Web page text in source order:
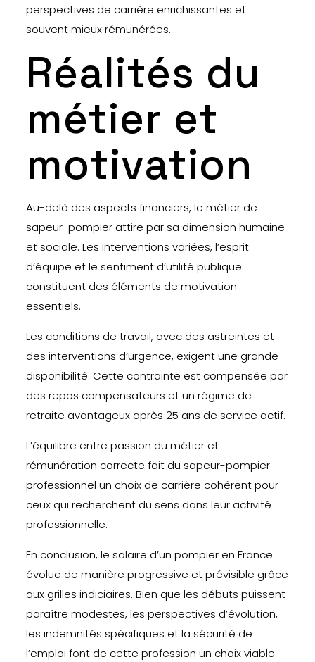
perspectives de carrière enrichissantes et
souvent mieux rémunérées.
Réalités du
métier et
motivation
Au-delà des aspects financiers, le métier de
sapeur-pompier attire par sa dimension humaine
et sociale. Les interventions variées, l’esprit
d’équipe et le sentiment d’utilité publique
constituent des éléments de motivation
essentiels.
Les conditions de travail, avec des astreintes et
des interventions d’urgence, exigent une grande
disponibilité. Cette contrainte est compensée par
des repos compensateurs et un régime de
retraite avantageux après 25 ans de service actif.
L’équilibre entre passion du métier et
rémunération correcte fait du sapeur-pompier
professionnel un choix de carrière cohérent pour
ceux qui recherchent du sens dans leur activité
professionnelle.
En conclusion, le salaire d’un pompier en France
évolue de manière progressive et prévisible grâce
aux grilles indiciaires. Bien que les débuts puissent
paraître modestes, les perspectives d’évolution,
les indemnités spécifiques et la sécurité de
l’emploi font de cette profession un choix viable